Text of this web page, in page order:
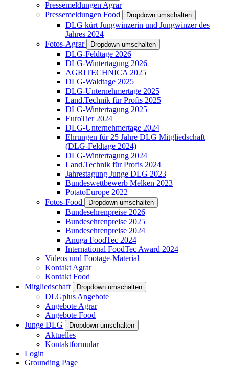
Pressemeldungen Agrar
Pressemeldungen Food
Dropdown umschalten
DLG kürt Jungwinzerin und Jungwinzer des
Jahres 2024
Fotos-Agrar
Dropdown umschalten
DLG-Feldtage 2026
DLG-Wintertagung 2026
AGRITECHNICA 2025
DLG-Waldtage 2025
DLG-Unternehmertage 2025
Land.Technik für Profis 2025
DLG-Wintertagung 2025
EuroTier 2024
DLG-Unternehmertage 2024
Ehrungen für 25 Jahre DLG Mitgliedschaft
(DLG-Feldtage 2024)
DLG-Wintertagung 2024
Land.Technik für Profis 2024
Jahrestagung Junge DLG 2023
Bundeswettbewerb Melken 2023
PotatoEurope 2022
Fotos-Food
Dropdown umschalten
Bundesehrenpreise 2026
Bundesehrenpreise 2025
Bundesehrenpreise 2024
Anuga FoodTec 2024
International FoodTec Award 2024
Videos und Footage-Material
Kontakt Agrar
Kontakt Food
Mitgliedschaft
Dropdown umschalten
DLGplus Angebote
Angebote Agrar
Angebote Food
Junge DLG
Dropdown umschalten
Aktuelles
Kontaktformular
Login
Grounding Page